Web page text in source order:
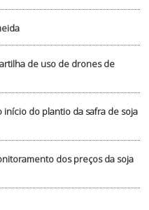
de uso de drones de
do plantio da safra de soja
dos preços da soja